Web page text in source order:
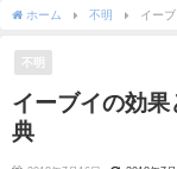
ホーム 不明 イー
不明
イーブイの効
典